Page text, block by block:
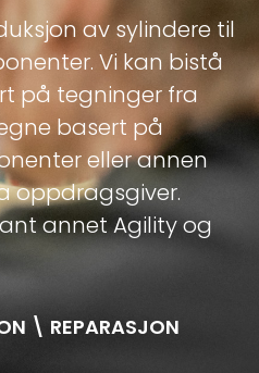
av sylindere til
Vi kan bistå
på tegninger fra
basert på
eller annen
oppdragsgiver.
annet Agility og
\ REPARASJON